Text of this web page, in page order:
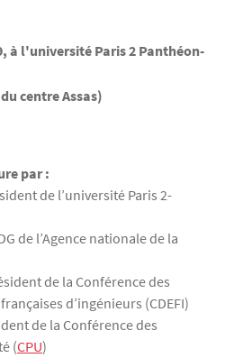
à l'université Paris 2 Panthéon-
centre Assas)
par :
de l’université Paris 2-
de l’Agence nationale de la
de la Conférence des
d’ingénieurs (CDEFI)
de la Conférence des
(CPU)